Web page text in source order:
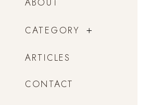
CATEGORY
ARTICLES
CONTACT